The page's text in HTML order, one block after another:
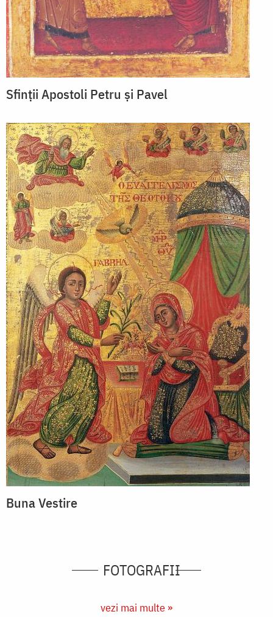
Sfinții Apostoli Petru și Pavel
Buna Vestire
FOTOGRAFII
vezi mai multe »